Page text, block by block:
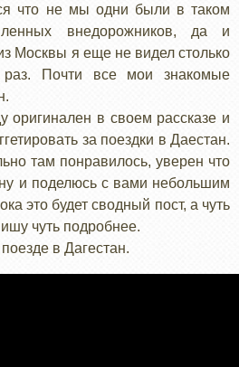
что не мы одни были в таком
внедорожников, да и
Москвы я еще не видел столько
Почти все мои знакомые
оригинален в своем рассказе и
за поездки в Даестан.
там понравилось, уверен что
и поделюсь с вами небольшим
это будет сводный пост, а чуть
чуть подробнее.
в Дагестан.